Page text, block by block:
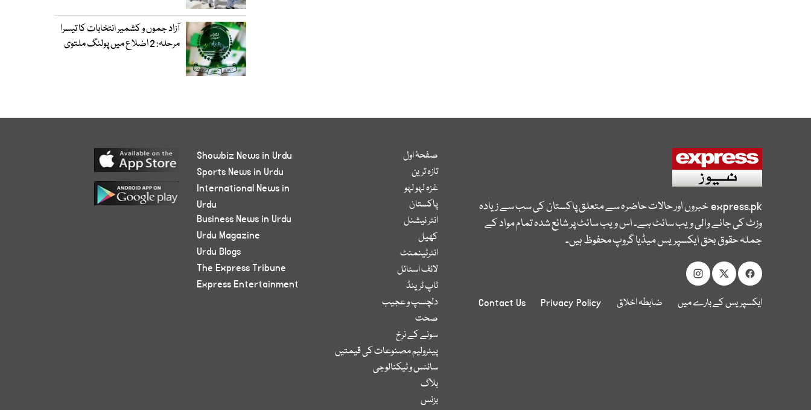
آزاد جموں و کشمیر انتخابات کا تیسرا
مرحلہ: 2 اضلاع میں پولنگ ملتوی
express.pkخبروں اور حالات حاضرہ سے متعلق پاکستان کی سب سے زیادہ
وزٹ کی جانے والی ویب سائٹ ہے۔ اس ویب سائٹ پر شائع شدہ تمام مواد کے
جملہ حقوق بحق ایکسپریس میڈیا گروپ محفوظ ہیں۔
ایکسپریس کے بارے میں ضابطہ اخلاق Privacy Policy
Contact Us
صفحۂ اول
تازہ ترین
غزہ لہو لہو
پاکستان
انٹر نیشنل
کھیل
انٹرٹینمنٹ
لائف اسٹائل
ٹاپ ٹرینڈ
دلچسپ و عجیب
صحت
سونے کے نرخ
پیٹرولیم مصنوعات کی قیمتیں
سائنس و ٹیکنالوجی
بلاگ
بزنس
Showbiz News in Urdu
Sports News in Urdu
International News in
Urdu
Business News in Urdu
Urdu Magazine
Urdu Blogs
The Express Tribune
Express Entertainment